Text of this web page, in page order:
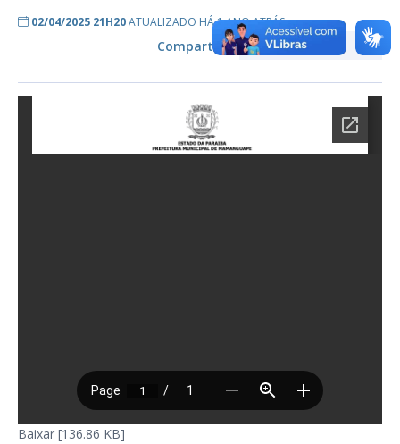
02/04/2025 21H20ATUALIZADO HÁ 1 ANO ATRÁS
Compartilhe:
Baixar [136.86 KB]